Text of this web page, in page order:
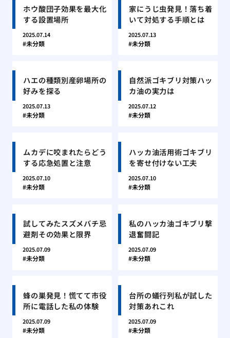
ホウ酸団子効果を最大化
する設置場所
2025.07.14
未分類
家にうじ虫発見！落ち着
いて対処する手順とは
2025.07.13
未分類
ハエの種類別産卵場所の
好みを探る
2025.07.13
未分類
自然派ゴキブリ対策ハッ
カ油の実力は
2025.07.12
未分類
ムカデに咬まれたらどう
する応急処置と注意
2025.07.10
未分類
ハッカ油活用術ゴキブリ
を寄せ付けない工夫
2025.07.10
未分類
試してみたスズメバチ忌
避剤その効果と限界
2025.07.09
未分類
私のハッカ油ゴキブリ撃
退奮闘記
2025.07.09
未分類
蜂の巣発見！慌てて市役
所に電話した私の体験
2025.07.09
未分類
台所の蟻行列私が試した
対策あれこれ
2025.07.09
未分類